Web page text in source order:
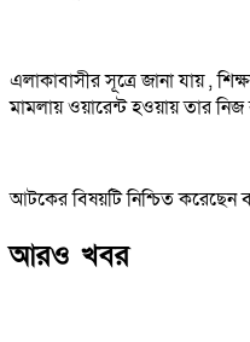
এলাকাবাসীর সূত্রে জানা যায় ,
মামলায় ওয়ারেন্ট হওয়ায় তার
আটকের বিষয়টি নিশ্চিত করেছেন
আরও খবর